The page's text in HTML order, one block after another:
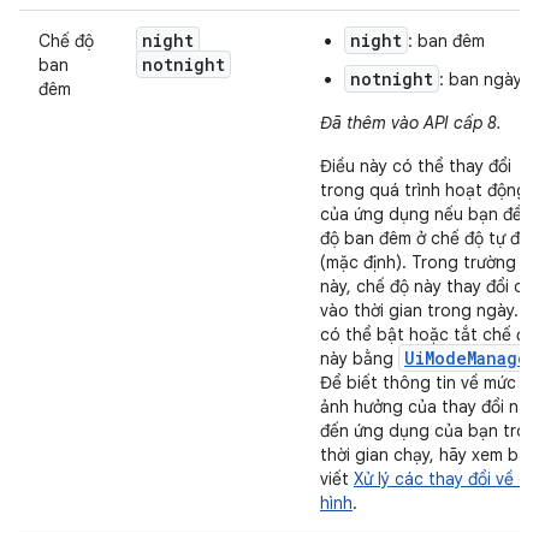
Chế độ
ban
đêm
night
notnight
night : ban đêm
notnight : ban ngày
Đã thêm vào API cấp 8.
Điều này có thể thay đổi
trong quá trình hoạt động
của ứng dụng nếu bạn để
độ ban đêm ở chế độ tự
(mặc định). Trong trường
này, chế độ này thay đổi
vào thời gian trong ngày.
có thể bật hoặc tắt chế độ
này bằng
UiModeManager
Để biết thông tin về mức độ
ảnh hưởng của thay đổi này
đến ứng dụng của bạn
thời gian chạy, hãy xem bài
viết Xử lý các thay đổi về
hình.